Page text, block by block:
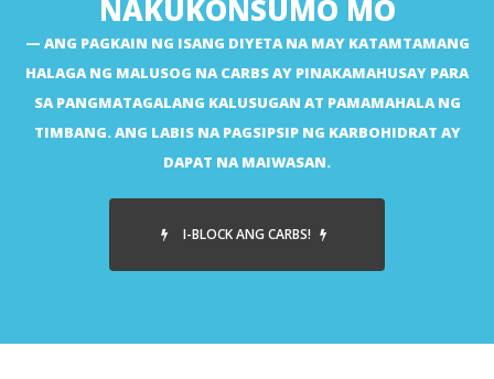
NAKUKONSUMO MO
ANG PAGKAIN NG ISANG DIYETA NA MAY KATAMTAMANG
HALAGA NG MALUSOG NA CARBS AY PINAKAMAHUSAY PARA
SA PANGMATAGALANG KALUSUGAN AT PAMAMAHALA NG
TIMBANG. ANG LABIS NA PAGSIPSIP NG KARBOHIDRAT AY
DAPAT NA MAIWASAN.
I-BLOCK ANG CARBS!